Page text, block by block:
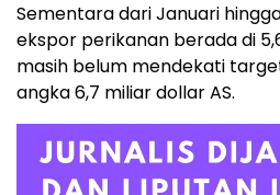
Sementara dari Januari
ekspor perikanan berada di
masih belum mendekati
angka 6,7 miliar dollar AS.